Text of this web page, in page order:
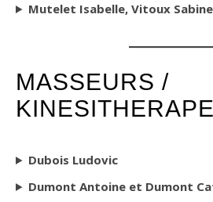
Mutelet Isabelle, Vitoux
MASSEURS /
Dubois Ludovic
Dumont Antoine et Dumont